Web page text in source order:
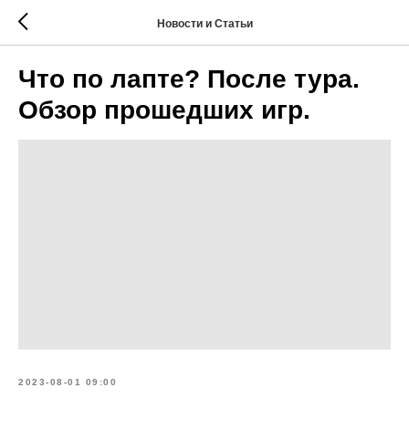
Новости и Статьи
Что по лапте? После тура.
Обзор прошедших игр.
2023-08-01 09:00